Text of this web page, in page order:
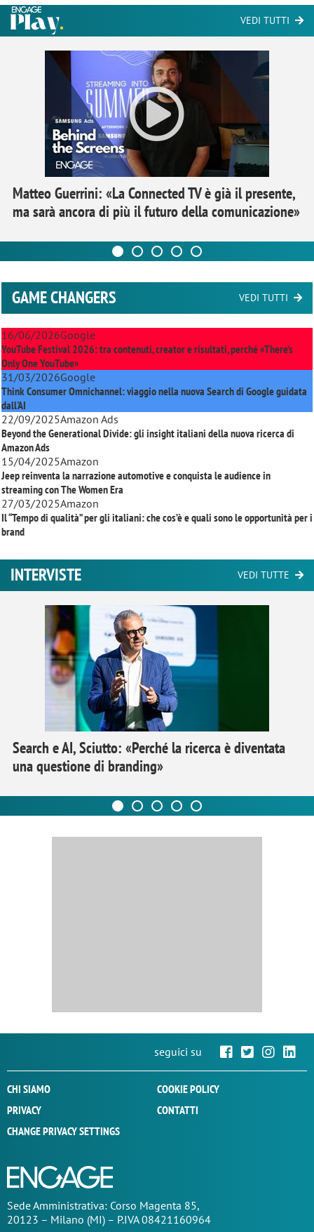
VEDI TUTTI
Matteo Guerrini: «La Connected TV è già il presente,
ma sarà ancora di più il futuro della comunicazione»
GAME CHANGERS VEDI TUTTI
16/06/2026Google
YouTube Festival 2026: tra contenuti, creator e risultati, perché «There’s
Only One YouTube»
31/03/2026Google
Think Consumer Omnichannel: viaggio nella nuova Search di Google guidata
dall'AI
22/09/2025Amazon Ads
Beyond the Generational Divide: gli insight italiani della nuova ricerca di
Amazon Ads
15/04/2025Amazon
Jeep reinventa la narrazione automotive e conquista le audience in
streaming conThe Women Era
27/03/2025Amazon
Il “Tempo di qualità” per gli italiani: che cos’è e quali sono le opportunità per i
brand
INTERVISTE VEDI TUTTE
Search e AI, Sciutto: «Perché la ricerca è diventata
una questione di branding»
seguici su
CHI SIAMO
COOKIE POLICY
PRIVACY
CONTATTI
CHANGE PRIVACY SETTINGS
SedeAmministrativa: Corso Magenta 85,
20123 – Milano (MI) – P.IVA 08421160964